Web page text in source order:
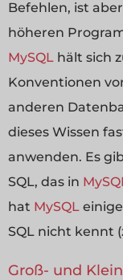
Befehlen, ist
höheren
MySQL hält sich
Konventionen
anderen
dieses Wissen
anwenden. Es
SQL, das in
hat MySQL
SQL nicht kennt
Groß- und